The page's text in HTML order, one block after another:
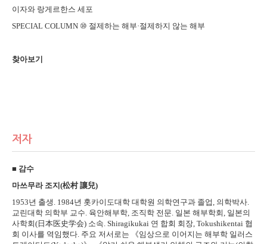
이자와 랑게르한스 세포
SPECIAL COLUMN ⑩ 절제하는 해부·절제하지 않는 해부
찾아보기
저자
■ 감수
마쓰무라 조지(松村 讓兒)
1953년 출생. 1984년 홋카이도대학 대학원 의학연구과 졸업, 의학박사.
교린대학 의학부 교수. 육안해부학, 조직학 전문. 일본 해부학회, 일본의
사학회(日本医史学会) 소속. Shiragikukai 연 합회 회장, Tokushikentai 협
회 이사를 역임했다. 주요 저서로는 《임상으로 이어지는 해부학 일러스